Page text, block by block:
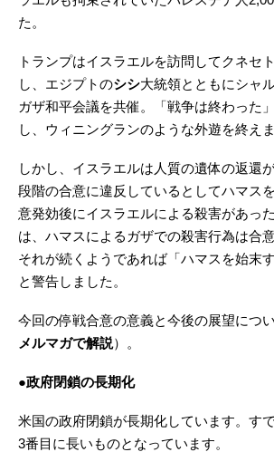
た。
トランプはイスラエルを訪問してクネセ
し、エジプトのシシ大統領とともにシャ
ガザ和平会議を共催。「戦争は終わった
し、ウィニングランのような外遊を終えま
しかし、イスラエルは人質の遺体の返還
段階の合意に違反しているとしてハマス
意発効後にイスラエルによる殺害があっ
は、ハマスによるガザでの殺害行為は合
それが続くようであれば「ハマスを始末
と警告しました。
今回の停戦合意の意義と今後の展望につ
メルマガで解説）。
●政府閉鎖の長期化
米国の政府閉鎖が長期化しています。す
3番目に長いものとなっています。